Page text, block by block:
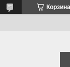
Корзина